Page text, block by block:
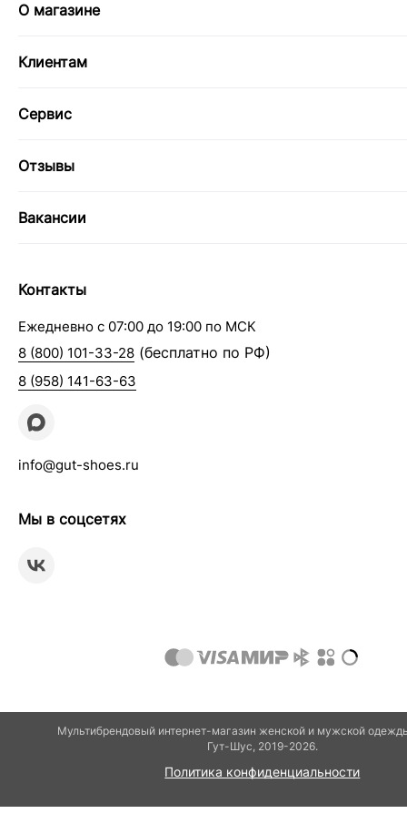
О магазине
Клиентам
Сервис
Отзывы
Вакансии
Контакты
Ежедневно с 07:00 до 19:00 по МСК
8 (800) 101-33-28 (бесплатно по РФ)
8 (958) 141-63-63
info@gut-shoes.ru
Мы в соцсетях
Мультибрендовый интернет-магазин женской и мужской
Гут-Шуc, 2019-2026.
Политика конфиденциальности